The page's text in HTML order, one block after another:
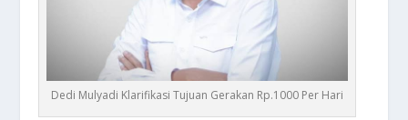
Dedi Mulyadi Klarifikasi Tujuan Gerakan Rp.1000 Per Hari